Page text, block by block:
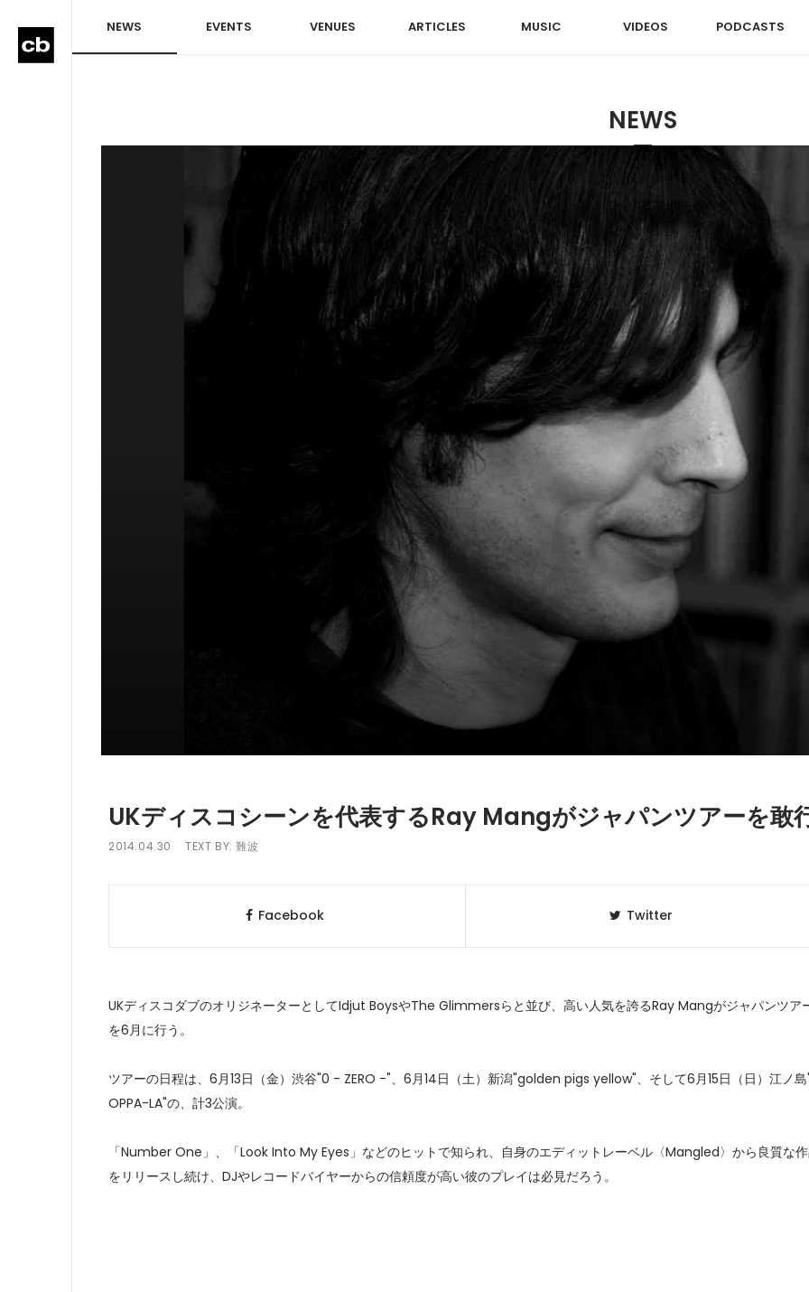
NEWS EVENTS VENUES ARTICLES MUSIC VIDEOS PODCASTS
NEWS
UKディスコシーンを代表するRay Mangがジャパンツアーを敢
2014.04.30 TEXT BY:難波
Facebook Twitter
UKディスコダブのオリジネーターとしてIdjut BoysやThe Glimmersらと並び、高い人気を誇るRay Mangがジャパンツア
を6月に行う。
ツアーの日程は、6月13日（金）渋谷"0 - ZERO -"、6月14日（土）新潟"golden pigs yellow"、そして6月15日（日）江ノ
OPPA-LA"の、計3公演。
「Number One」、「Look Into My Eyes」などのヒットで知られ、自身のエディットレーベル〈Mangled〉から良質な
をリリースし続け、DJやレコードバイヤーからの信頼度が高い彼のプレイは必見だろう。
1
クラベリ